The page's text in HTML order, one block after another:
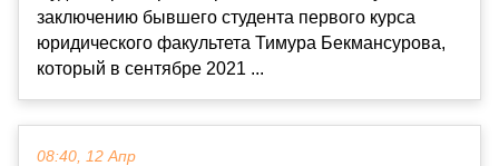
заключению бывшего студента первого курса
юридического факультета Тимура Бекмансурова,
который в сентябре 2021 ...
08:40, 12 Апр